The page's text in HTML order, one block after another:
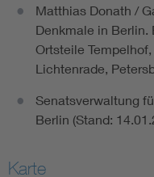
Matthias Donath /
Denkmale in Berlin.
Ortsteile
Lichtenrade,
Senatsverwaltung
Berlin (Stand:
Karte